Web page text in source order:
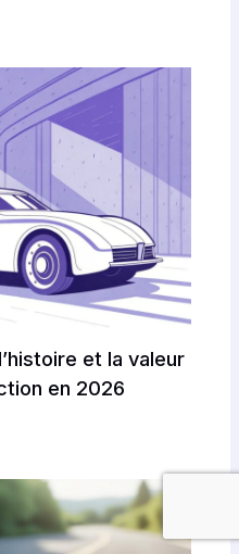
et la valeur
en 2026